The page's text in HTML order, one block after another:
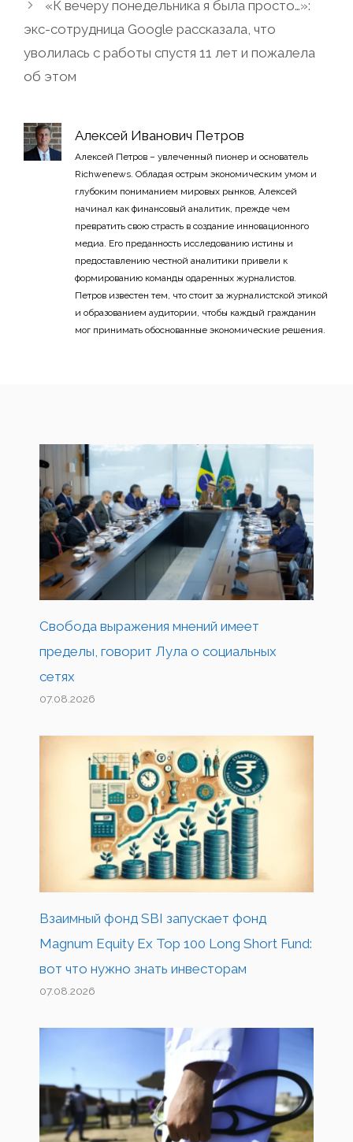
«К вечеру понедельника я была просто…»:
экс-сотрудница Google рассказала, что
уволилась с работы спустя 11 лет и пожалела
об этом
Алексей Иванович Петров
Алексей Петров – увлеченный пионер и основатель
Richwenews. Обладая острым экономическим умом и
глубоким пониманием мировых рынков, Алексей
начинал как финансовый аналитик, прежде чем
превратить свою страсть в создание инновационного
медиа. Его преданность исследованию истины и
предоставлению честной аналитики привели к
формированию команды одаренных журналистов.
Петров известен тем, что стоит за журналистской этикой
и образованием аудитории, чтобы каждый гражданин
мог принимать обоснованные экономические решения.
Свобода выражения мнений имеет
пределы, говорит Лула о социальных
сетях
07.08.2026
Взаимный фонд SBI запускает фонд
Magnum Equity Ex Top 100 Long Short Fund:
вот что нужно знать инвесторам
07.08.2026